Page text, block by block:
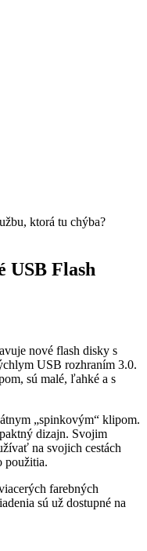
ktorá tu chýba?
USB Flash
nové flash disky s
USB rozhraním 3.0.
sú malé, ľahké a s
„spinkovým“ klipom.
dizajn. Svojim
na svojich cestách
použitia.
farebných
sú už dostupné na